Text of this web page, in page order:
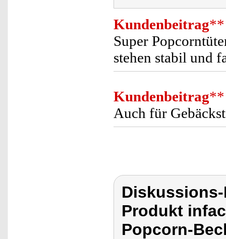
Kundenbeitrag**
Super
stehen stabil und
Kundenbeitrag**
Auch für
Produkt
Popcorn-